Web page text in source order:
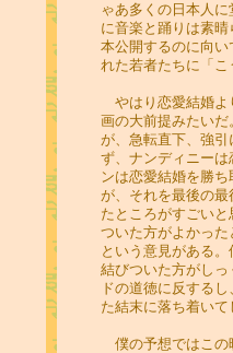
ゃあ多くの日本人
に音楽と踊りは素
本公開するのに向
れた若者たちに「こ
やはり恋愛結婚よ
画の大前提みたい
が、急転直下、強
ず、ナンディニー
ンは恋愛結婚を勝
が、それを最後の
たところがすごい
ついた方がよかっ
という意見がある
結びついた方がし
ドの道徳に反する
た結末に落ち着いて
僕の予想ではこの